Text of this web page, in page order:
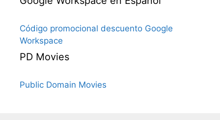
Código promocional descuento Google
Workspace
PD Movies
Public Domain Movies